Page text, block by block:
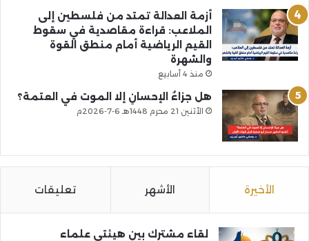
أزمة العدالة تمتد من فلسطين إلى
الملاعب: قراءة مقاصدية في سقوط
القيم الرياضية أمام منطق القوة
والشهرة
منذ 4 أسابيع
هل جزاءُ الإحسانِ إلا الموت في العتمة؟
الأثنين 21 محرم 1448هـ 6-7-2026م
الأخيرة الأشهر تعليقات
لقاء مشترك بين هيئتي علماء